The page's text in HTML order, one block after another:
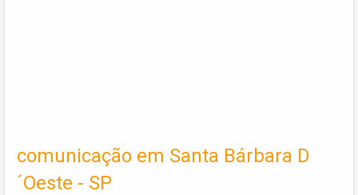
comunicação em Santa Bárbara D
´Oeste - SP